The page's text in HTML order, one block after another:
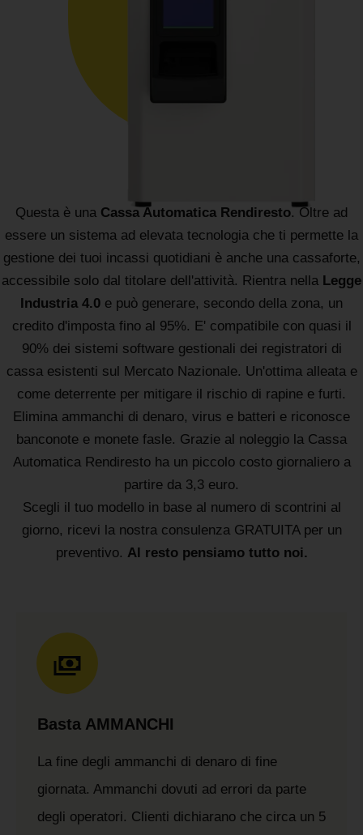
Questa è una Cassa Automatica Rendiresto. Oltre ad
essere un sistema ad elevata tecnologia che ti permette la
gestione dei tuoi incassi quotidiani è anche una cassaforte,
accessibile solo dal titolare dell'attività. Rientra nella Legge
Industria 4.0 e può generare, secondo della zona, un
credito d'imposta fino al 95%. E' compatibile con quasi il
90% dei sistemi software gestionali dei registratori di
cassa esistenti sul Mercato Nazionale. Un'ottima alleata e
come deterrente per mitigare il rischio di rapine e furti.
Elimina ammanchi di denaro, virus e batteri e riconosce
banconote e monete fasle. Grazie al noleggio la Cassa
Automatica Rendiresto ha un piccolo costo giornaliero a
partire da 3,3 euro.
Scegli il tuo modello in base al numero di scontrini al
giorno, ricevi la nostra consulenza GRATUITA per un
preventivo. Al resto pensiamo tutto noi.
Basta AMMANCHI
La fine degli ammanchi di denaro di fine
giornata. Ammanchi dovuti ad errori da parte
degli operatori. Clienti dichiarano che circa un 5